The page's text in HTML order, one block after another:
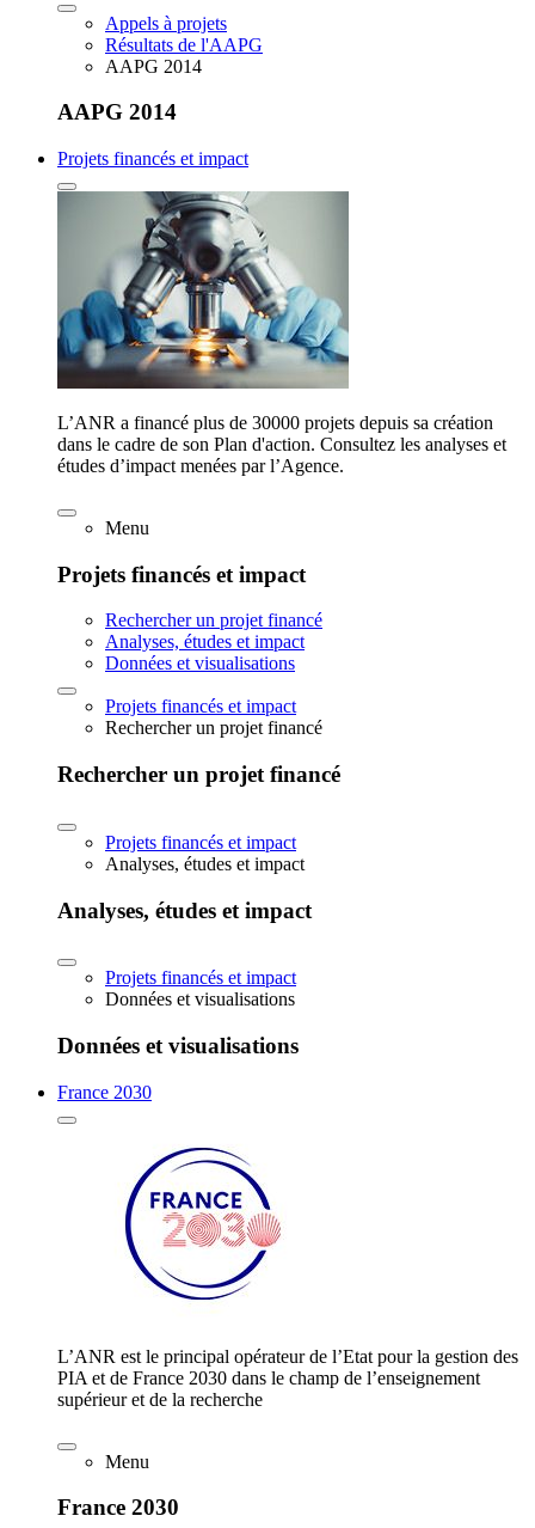
Appels à projets
Résultats de l'AAPG
AAPG 2014
AAPG 2014
Projets financés et impact
L’ANR a financé plus de 30000 projets depuis sa création
dans le cadre de son Plan d'action. Consultez les analyses et
études d’impact menées par l’Agence.
Menu
Projets financés et impact
Rechercher un projet financé
Analyses, études et impact
Données et visualisations
Projets financés et impact
Rechercher un projet financé
Rechercher un projet financé
Projets financés et impact
Analyses, études et impact
Analyses, études et impact
Projets financés et impact
Données et visualisations
Données et visualisations
France 2030
L’ANR est le principal opérateur de l’Etat pour la gestion des
PIA et de France 2030 dans le champ de l’enseignement
supérieur et de la recherche
Menu
France 2030